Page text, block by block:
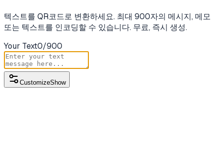
텍스트를 QR코드로 변환하세요. 최대 900자의 메시지, 메모
또는 텍스트를 인코딩할 수 있습니다. 무료, 즉시 생성.
Your Text0/900
CustomizeShow